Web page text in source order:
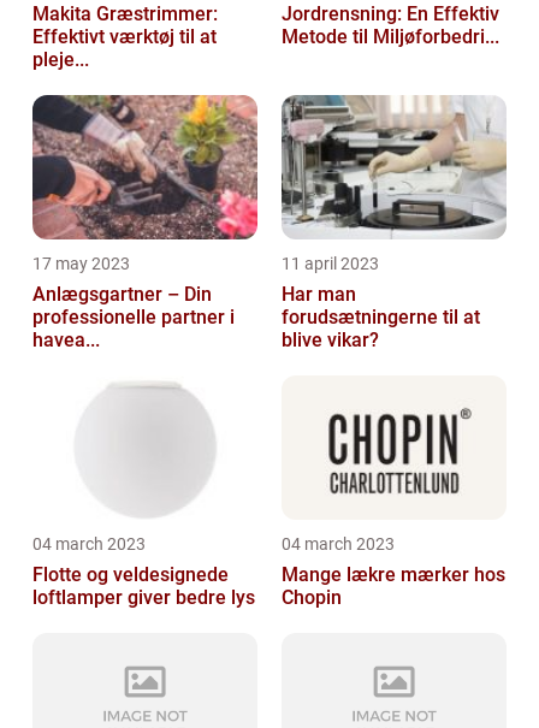
Makita Græstrimmer:
Effektivt værktøj til at
pleje...
Jordrensning: En Effektiv
Metode til Miljøforbedri...
17 may 2023
Anlægsgartner – Din
professionelle partner i
havea...
11 april 2023
Har man
forudsætningerne til at
blive vikar?
04 march 2023
Flotte og veldesignede
loftlamper giver bedre lys
04 march 2023
Mange lækre mærker hos
Chopin